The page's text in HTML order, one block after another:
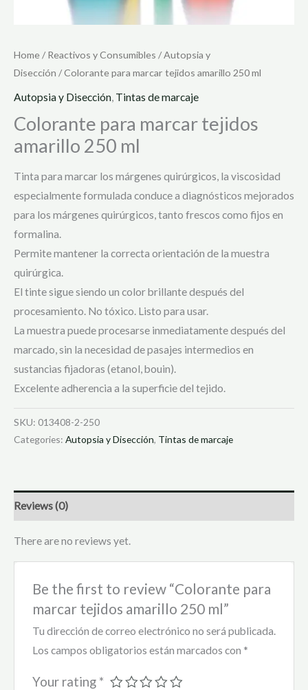
Home/Reactivos y Consumibles /Autopsia y
Disección / Colorante para marcar tejidos amarillo 250 ml
Autopsia y Disección Tintas de marcaje
Colorante para marcar tejidos
amarillo 250 ml
Tinta para marcar los márgenes quirúrgicos, la viscosidad
especialmente formulada conduce a diagnósticos mejorados
para los márgenes quirúrgicos, tanto frescos como fijos en
formalina.
Permite mantener la correcta orientación de la muestra
quirúrgica.
El tinte sigue siendo un color brillante después del
procesamiento. No tóxico. Listo para usar.
La muestra puede procesarse inmediatamente después del
marcado, sin la necesidad de pasajes intermedios en
sustancias fijadoras (etanol, bouin).
Excelente adherencia a la superficie del tejido.
SKU: 013408-2-250
Categories: Autopsia y Disección, Tintas de marcaje
Reviews (0)
There are no reviews yet.
Be the first to review “Colorante para
marcar tejidos amarillo 250 ml”
Tu dirección de correo electrónico no será publicada.
Los campos obligatorios están marcados con *
Your rating *